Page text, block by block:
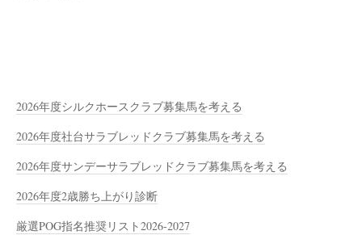
2026年度シルクホースクラブ募集馬を考える
2026年度社台サラブレッドクラブ募集馬を考える
2026年度サンデーサラブレッドクラブ募集馬を考える
2026年度2歳勝ち上がり診断
厳選POG指名推奨リスト2026-2027